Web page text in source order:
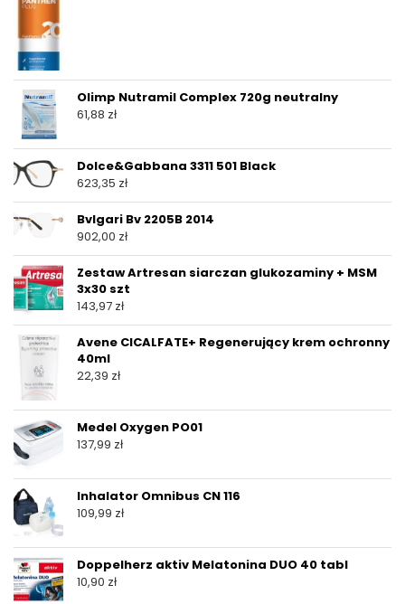
Olimp Nutramil Complex 720g neutralny
61,88 zł
Dolce&Gabbana 3311 501 Black
623,35 zł
Bvlgari Bv 2205B 2014
902,00 zł
Zestaw Artresan siarczan glukozaminy + MSM
3x30 szt
143,97 zł
Avene CICALFATE+ Regenerujący krem ochronny
40ml
22,39 zł
Medel Oxygen PO01
137,99 zł
Inhalator Omnibus CN 116
109,99 zł
Doppelherz aktiv Melatonina DUO 40 tabl
10,90 zł